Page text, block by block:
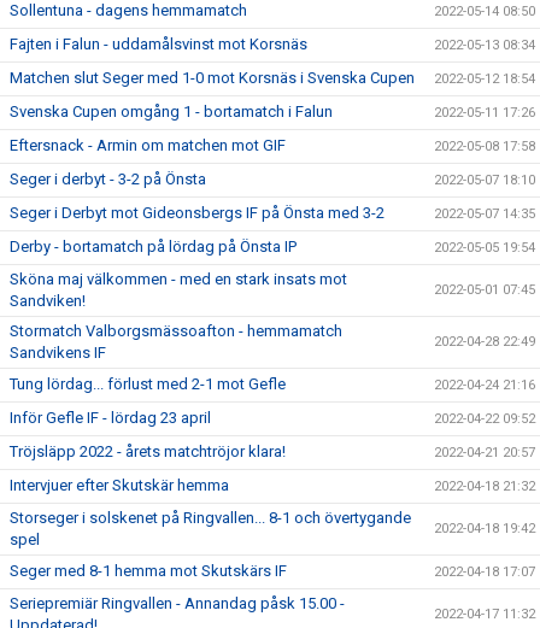
Sollentuna - dagens hemmamatch 2022-05-14 08:50
Fajten i Falun - uddamålsvinst mot Korsnäs 2022-05-13 08:34
Matchen slut Seger med 1-0 mot Korsnäs i Svenska Cupen 2022-05-12 18:54
Svenska Cupen omgång 1 - bortamatch i Falun 2022-05-11 17:26
Eftersnack - Armin om matchen mot GIF 2022-05-08 17:58
Seger i derbyt - 3-2 på Önsta 2022-05-07 18:10
Seger i Derbyt mot Gideonsbergs IF på Önsta med 3-2 2022-05-07 14:35
Derby - bortamatch på lördag på Önsta IP 2022-05-05 19:54
Sköna maj välkommen - med en stark insats mot
Sandviken!
2022-05-01 07:45
Stormatch Valborgsmässoafton - hemmamatch
Sandvikens IF
2022-04-28 22:49
Tung lördag... förlust med 2-1 mot Gefle 2022-04-24 21:16
Inför Gefle IF - lördag 23 april 2022-04-22 09:52
Tröjsläpp 2022 - årets matchtröjor klara! 2022-04-21 20:57
Intervjuer efter Skutskär hemma 2022-04-18 21:32
Storseger i solskenet på Ringvallen... 8-1 och övertygande
spel
2022-04-18 19:42
Seger med 8-1 hemma mot Skutskärs IF 2022-04-18 17:07
Seriepremiär Ringvallen - Annandag påsk 15.00 -
2022-04-17 11:32